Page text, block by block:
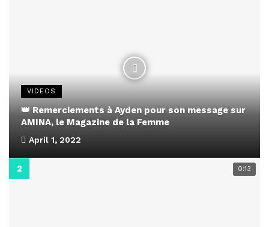
VIDEOS
👑 Remerciements à Ayden pour son message sur
AMINA, le Magazine de la Femme
April 1, 2022
0:13